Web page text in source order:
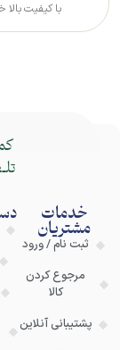
با کیفیت بالا
خدمات
مشتریان
ثبت نام / ورود
مرجوع کردن
کالا
پشتیبانی آنلاین